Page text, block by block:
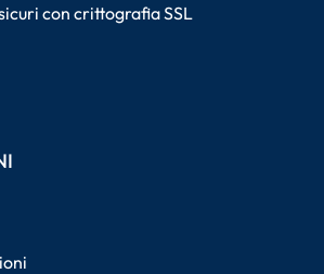
con crittografia SSL